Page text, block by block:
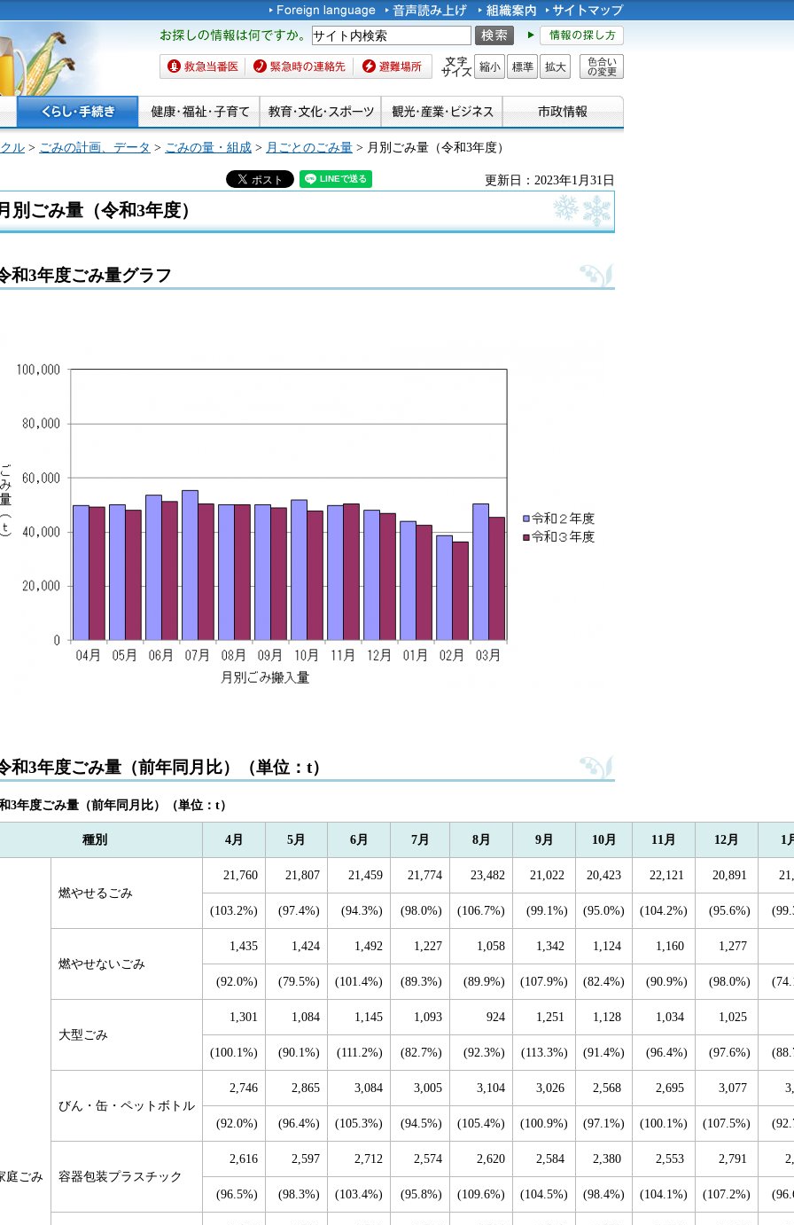
お探しの情報は何です
か。
救急当番医 緊急時の連絡先 避難場所 文字サイズ
縮小 標準 拡大
色合い
ル > ごみの計画、データ > ごみの量・組成 > 月ごとのごみ量 > 月別ごみ量（令和3年度）
更新日：2023年1月31日
別ごみ量（令和3年度）
和3年度ごみ量グラフ
和3年度ごみ量（前年同月比）（単位：t）
3年度ごみ量（前年同月比）（単位：t）
種別 4月 5月 6月 7月 8月 9月 10月 11月 12月 1
庭ごみ
燃やせるごみ
21,760 21,807 21,459 21,774 23,482 21,022 20,423 22,121 20,891
(103.2%) (97.4%) (94.3%) (98.0%) (106.7%) (99.1%) (95.0%) (104.2%) (95.6%)
燃やせないごみ
1,435 1,424 1,492 1,227 1,058 1,342 1,124 1,160 1,277
(92.0%) (79.5%) (101.4%) (89.3%) (89.9%) (107.9%) (82.4%) (90.9%) (98.0%)
大型ごみ
1,301 1,084 1,145 1,093 924 1,251 1,128 1,034 1,025
(100.1%) (90.1%) (111.2%) (82.7%) (92.3%) (113.3%) (91.4%) (96.4%) (97.6%)
びん・缶・ペットボトル
2,746 2,865 3,084 3,005 3,104 3,026 2,568 2,695 3,077
(92.0%) (96.4%) (105.3%) (94.5%) (105.4%) (100.9%) (97.1%) (100.1%) (107.5%)
容器包装プラスチック
2,616 2,597 2,712 2,574 2,620 2,584 2,380 2,553 2,791
(96.5%) (98.3%) (103.4%) (95.8%) (109.6%) (104.5%) (98.4%) (104.1%) (107.2%)